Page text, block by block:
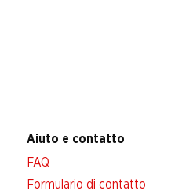
Aiuto e contatto
FAQ
Formulario di contatto